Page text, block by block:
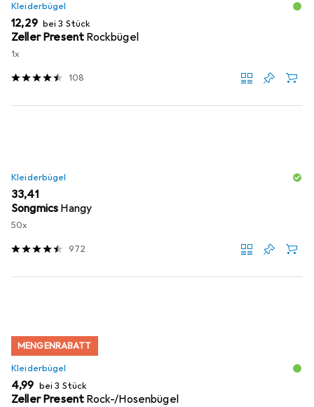
Kleiderbügel
EUR
12,29 bei 3 Stück
Zeller Present Rockbügel
1x
108
Kleiderbügel
EUR
33,41
Songmics Hangy
50x
972
MENGENRABATT
Kleiderbügel
EUR
4,99 bei 3 Stück
Zeller Present Rock-/Hosenbügel